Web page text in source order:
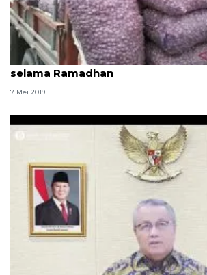
Pemkot Palu gelar pasar murah
selama Ramadhan
7 Mei 2019